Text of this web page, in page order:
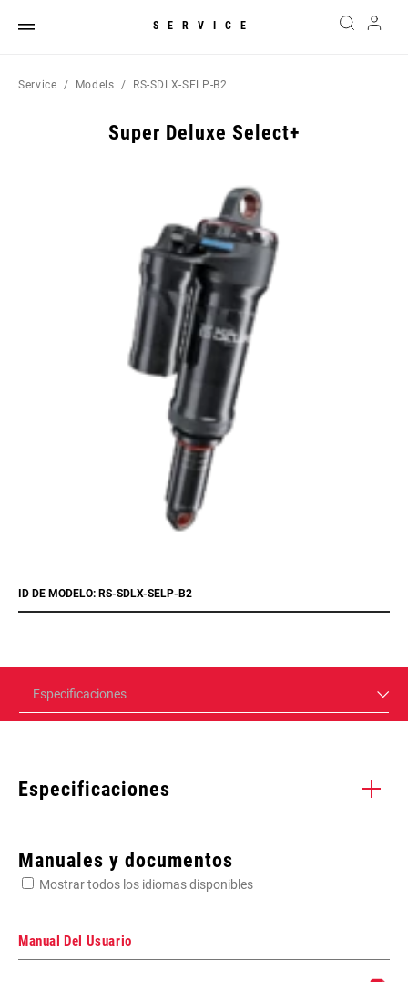
SERVICE
Service Models RS-SDLX-SELP-B2
Super Deluxe Select+
ID DE MODELO: RS-SDLX-SELP-B2
Especificaciones
Especificaciones
Manuales y documentos
Mostrar todos los idiomas disponibles
Manual Del Usuario